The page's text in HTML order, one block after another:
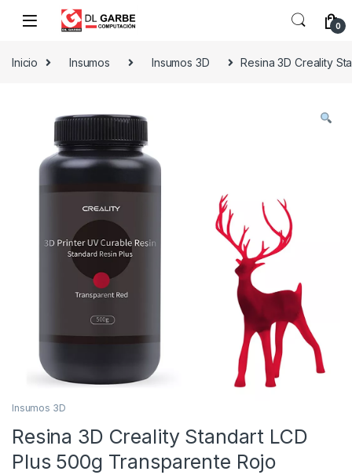
0
Inicio Insumos Insumos 3D Resina 3D Creality
Insumos 3D
Resina 3D Creality Standart LCD
Plus 500g Transparente Rojo